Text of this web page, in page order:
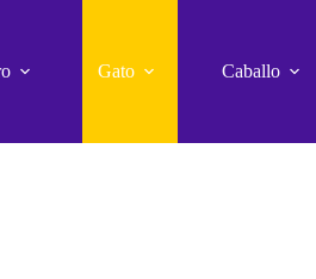
Gato Caballo